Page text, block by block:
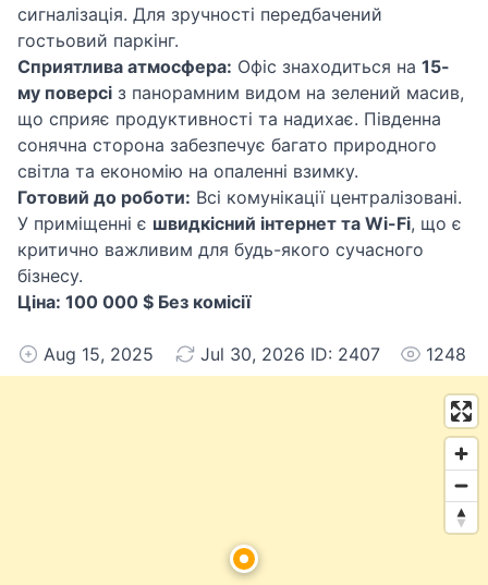
сигналізація. Для зручності передбачений
гостьовий паркінг.
Сприятлива атмосфера: Офіс знаходиться на 15-
му поверсі з панорамним видом на зелений масив,
що сприяє продуктивності та надихає. Південна
сонячна сторона забезпечує багато природного
світла та економію на опаленні взимку.
Готовий до роботи: Всі комунікації централізовані.
У приміщенні є швидкісний інтернет та Wi-Fi, що є
критично важливим для будь-якого сучасного
бізнесу.
Ціна: 100 000 $ Без комісії
Aug 15, 2025 Jul 30, 2026 ID: 2407 1248